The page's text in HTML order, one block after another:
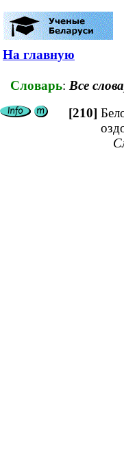
На главную
Словарь: Все
[210]